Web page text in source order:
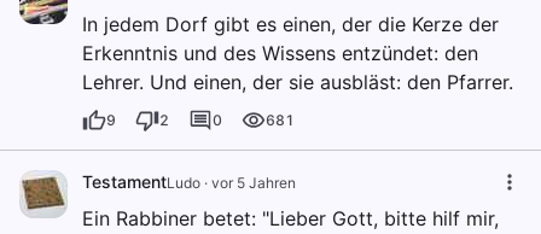
In jedem Dorf gibt es einen, der die Kerze der
Erkenntnis und des Wissens entzündet: den
Lehrer. Und einen, der sie ausbläst: den Pfarrer.
9 2 0 681
TestamentLudo · vor 5 Jahren
Ein Rabbiner betet: "Lieber Gott, bitte hilf mir,